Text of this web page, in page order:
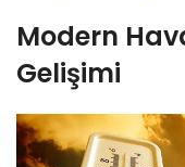
Modern
Gelişimi